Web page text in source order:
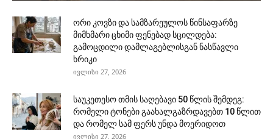
ორი კოვზი და სამზარეულოს წინსაფარზე
მიმხმარი ცხიმი ფენებად სცილდება:
გამოცდილი დამლაგებლისგან ნასწავლი
ხრიკი
ივლისი 27, 2026
საუკეთესო თმის საღებავი 50 წლის შემდეგ:
რომელი ტონები გაახალგაზრდავებთ 10 წლით
და რომელ სამ ფერს უნდა მოერიდოთ
ივლისი 27, 2026